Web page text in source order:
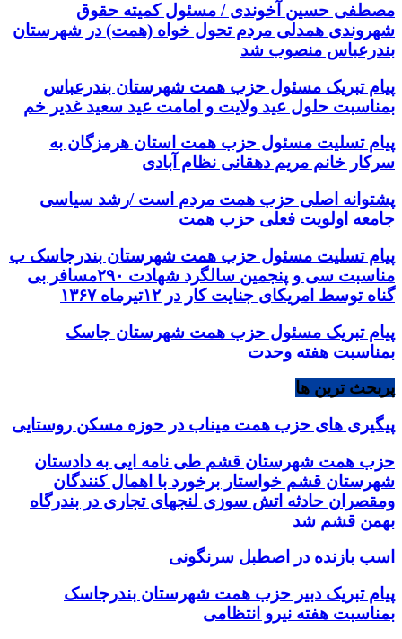
مصطفی حسین آخوندی / مسئول کمیته حقوق
شهروندی همدلی مردم تحول خواه (همت) در شهرستان
بندرعباس منصوب شد
پیام تبریک مسئول حزب همت شهرستان بندرعباس
بمناسبت حلول عید ولایت و امامت عید سعید غدیر خم
پیام تسلیت مسئول حزب همت استان هرمزگان به
سرکار خانم مریم دهقانی نظام آبادی
پشتوانه اصلی حزب همت مردم است /رشد سیاسی
جامعه اولویت فعلی حزب همت
پیام تسلیت مسئول حزب همت شهرستان بندرجاسک ب
مناسبت سی و پنجمین سالگرد شهادت ۲۹۰مسافر بی
گناه توسط امریکای جنایت کار در ۱۲تیرماه ۱۳۶۷
پیام تبریک مسئول حزب همت شهرستان جاسک
بمناسبت هفته وحدت
پربحث ترین ها
پیگیری های حزب همت میناب در حوزه مسکن روستایی
حزب همت شهرستان قشم طی نامه ایی به دادستان
شهرستان قشم خواستار برخورد با اهمال کنندگان
ومقصران حادثه اتش سوزی لنجهای تجاری در بندرگاه
بهمن قشم شد
اسب بازنده در اصطبل سرنگونی
پیام تبریک دبیر حزب همت شهرستان بندرجاسک
بمناسبت هفته نیرو انتظامی